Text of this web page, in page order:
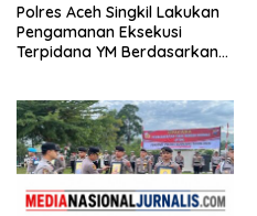
Polres Aceh Singkil Lakukan
Pengamanan Eksekusi
Terpidana YM Berdasarkan